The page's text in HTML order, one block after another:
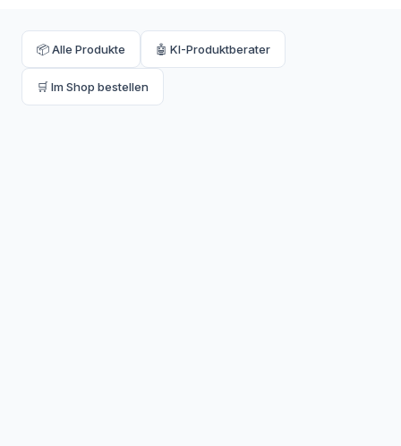
📦 Alle Produkte 🤖 KI-Produktberater
🛒 Im Shop bestellen